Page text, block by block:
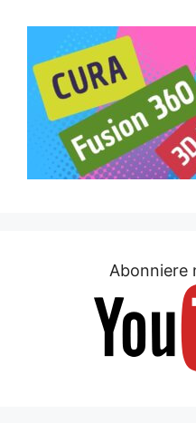
Abonniere